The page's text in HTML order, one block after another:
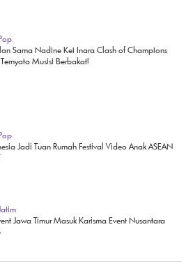
Sama Nadine Kei Inara Clash of Champions
Musisi Berbakat!
Jadi Tuan Rumah Festival Video Anak ASEAN
Jawa Timur Masuk Karisma Event Nusantara